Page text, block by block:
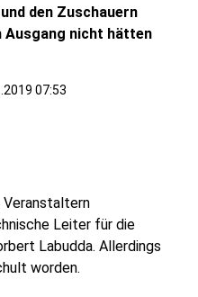
den Zuschauern
Ausgang nicht hätten
07:53
Veranstaltern
Leiter für die
Labudda. Allerdings
worden.